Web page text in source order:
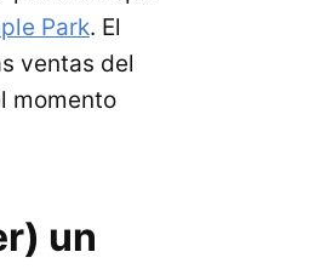
Park. El
ventas del
momento
un